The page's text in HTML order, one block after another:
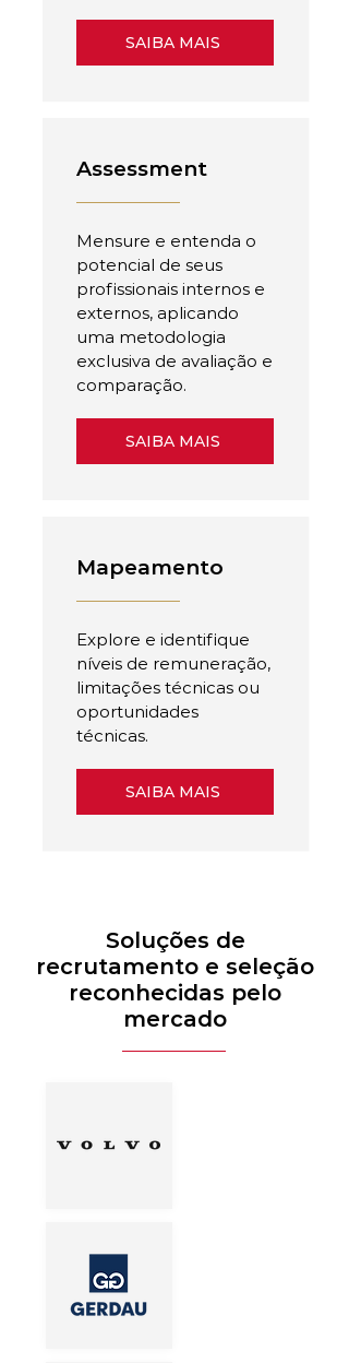
SAIBA MAIS
Assessment
Mensure e entenda o
potencial de seus
profissionais internos e
externos, aplicando
uma metodologia
exclusiva de avaliação e
comparação.
SAIBA MAIS
Mapeamento
Explore e identifique
níveis de remuneração,
limitações técnicas ou
oportunidades
técnicas.
SAIBA MAIS
Soluções de
recrutamento e seleção
reconhecidas pelo
mercado